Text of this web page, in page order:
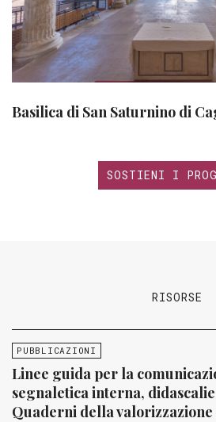
Basilica di San Saturnino di
SOSTIENI I
RISORSE
PUBBLICAZIONI
Linee guida per la
segnaletica interna,
Quaderni della valorizzazione